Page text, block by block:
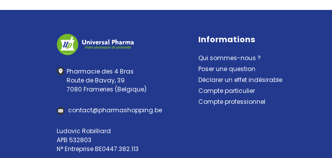
Pharmacie des 4 Bras
Route de Bavay, 39
7080 Frameries (Belgique)
contact@pharmashopping.be
Ludovic Robilliard
APB 532803
N° Entreprise BE0447.382.113
Informations
Qui sommes-nous ?
Poser une question
Déclarer un effet indésirable
Compte particulier
Compte professionnel